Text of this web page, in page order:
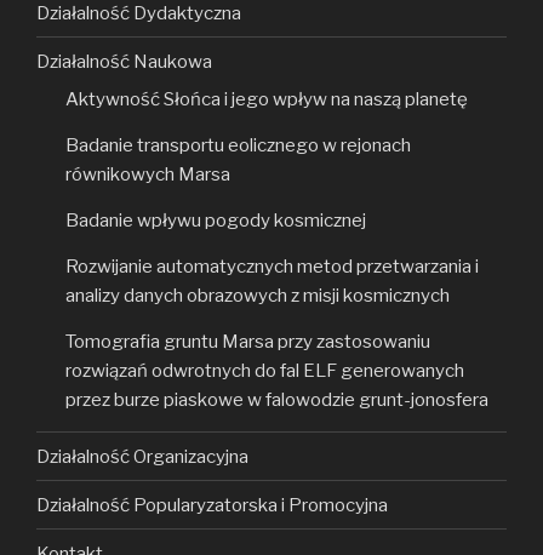
Działalność Dydaktyczna
Działalność Naukowa
Aktywność Słońca i jego wpływ na naszą planetę
Badanie transportu eolicznego w rejonach
równikowych Marsa
Badanie wpływu pogody kosmicznej
Rozwijanie automatycznych metod przetwarzania i
analizy danych obrazowych z misji kosmicznych
Tomografia gruntu Marsa przy zastosowaniu
rozwiązań odwrotnych do fal ELF generowanych
przez burze piaskowe w falowodzie grunt-jonosfera
Działalność Organizacyjna
Działalność Popularyzatorska i Promocyjna